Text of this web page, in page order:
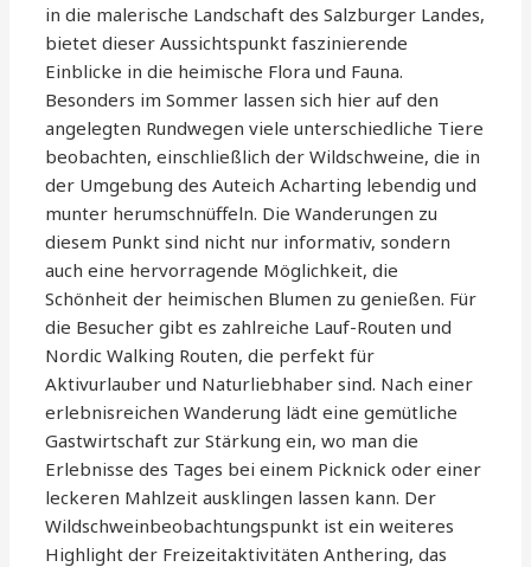
in die malerische Landschaft des Salzburger Landes,
bietet dieser Aussichtspunkt faszinierende
Einblicke in die heimische Flora und Fauna.
Besonders im Sommer lassen sich hier auf den
angelegten Rundwegen viele unterschiedliche Tiere
beobachten, einschließlich der Wildschweine, die in
der Umgebung des Auteich Acharting lebendig und
munter herumschnüffeln. Die Wanderungen zu
diesem Punkt sind nicht nur informativ, sondern
auch eine hervorragende Möglichkeit, die
Schönheit der heimischen Blumen zu genießen. Für
die Besucher gibt es zahlreiche Lauf-Routen und
Nordic Walking Routen, die perfekt für
Aktivurlauber und Naturliebhaber sind. Nach einer
erlebnisreichen Wanderung lädt eine gemütliche
Gastwirtschaft zur Stärkung ein, wo man die
Erlebnisse des Tages bei einem Picknick oder einer
leckeren Mahlzeit ausklingen lassen kann. Der
Wildschweinbeobachtungspunkt ist ein weiteres
Highlight der Freizeitaktivitäten Anthering, das